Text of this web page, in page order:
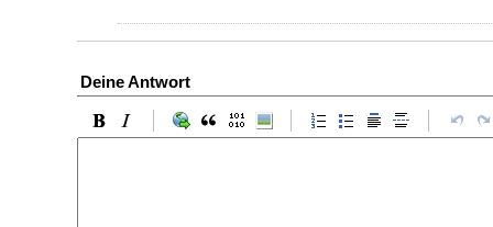
Deine Antwort